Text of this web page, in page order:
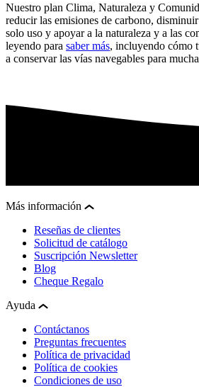
Nuestro plan Clima, Naturaleza y
reducir las emisiones de carbono,
solo uso y apoyar a la naturaleza y a las
leyendo para saber más, incluyendo cómo
a conservar las vías navegables para
Más información
Reseñas de clientes
Solicitud de catálogo
Suscripción Newsletter
Blog
Cheque Regalo
Ayuda
Contáctanos
Preguntas frecuentes
Política de privacidad
Política de cookies
Condiciones de uso